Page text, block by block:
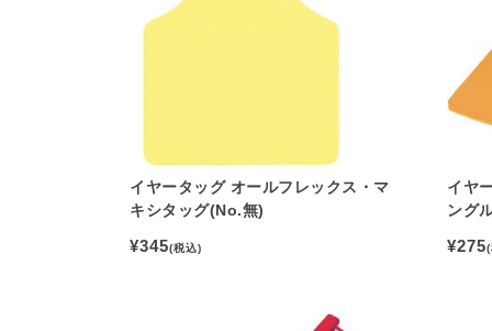
イヤータッグ オールフレックス・マ
キシタッグ(No.無)
¥345(税込)
イヤ
ング
¥275